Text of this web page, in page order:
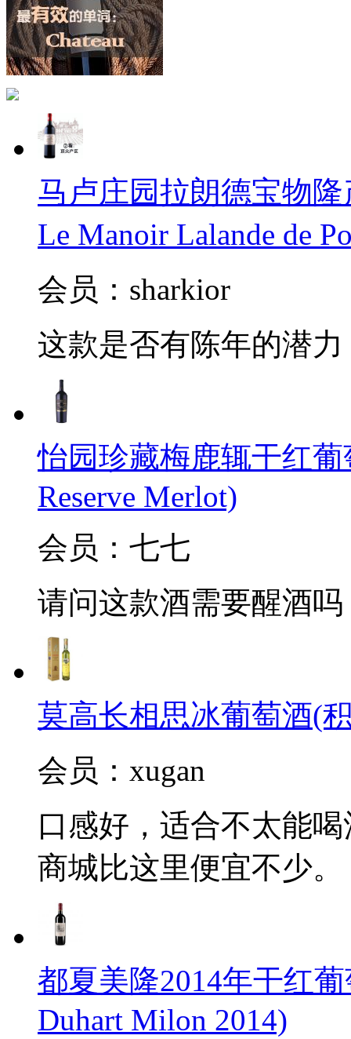
马卢庄园拉朗德宝物隆
Le Manoir Lalande de
会员：sharkior
这款是否有陈年的潜力
怡园珍藏梅鹿辄干红葡
Reserve Merlot)
会员：七七
请问这款酒需要醒酒
莫高长相思冰葡萄酒(
会员：xugan
口感好，适合不太能
商城比这里便宜不少。
都夏美隆2014年干红
Duhart Milon 2014)